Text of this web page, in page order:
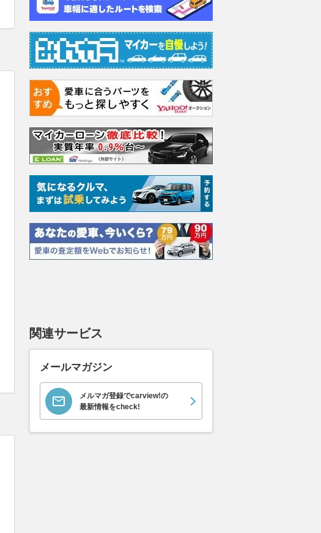
関連サービス
メールマガジン
メルマガ登録でcarview!の
最新情報をcheck!